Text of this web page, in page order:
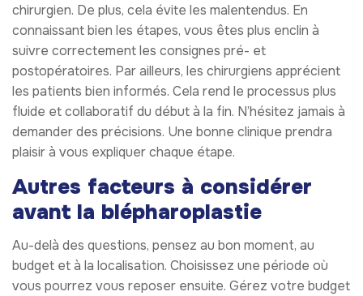
chirurgien. De plus, cela évite les malentendus. En
connaissant bien les étapes, vous êtes plus enclin à
suivre correctement les consignes pré- et
postopératoires. Par ailleurs, les chirurgiens apprécient
les patients bien informés. Cela rend le processus plus
fluide et collaboratif du début à la fin. N’hésitez jamais à
demander des précisions. Une bonne clinique prendra
plaisir à vous expliquer chaque étape.
Autres facteurs à considérer
avant la blépharoplastie
Au-delà des questions, pensez au bon moment, au
budget et à la localisation. Choisissez une période où
vous pourrez vous reposer ensuite. Gérez votre budget